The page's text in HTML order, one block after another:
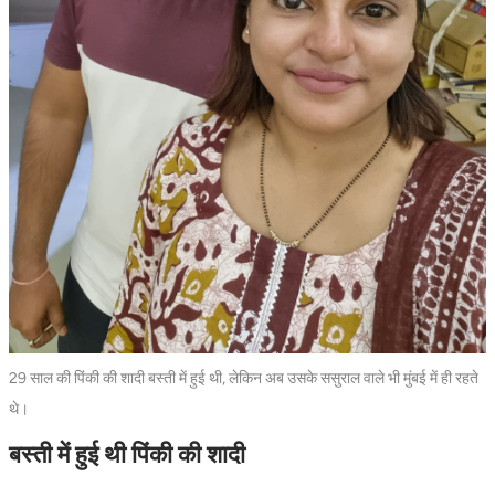
29 साल की पिंकी की शादी बस्ती में हुई थी, लेकिन अब उसके ससुराल वाले भी मुंबई में ही रहते
थे।
बस्ती में हुई थी पिंकी की शादी